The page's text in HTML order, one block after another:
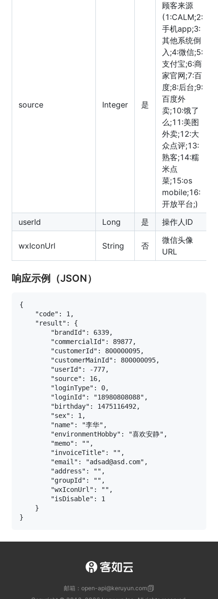
source Integer 是
顾客来源
(1:CALM;2:
手机app;3:
其他系统倒
入;4:微信;5:
支付宝;6:商
家官网;7:百
度;8:后台;9:
百度外
卖;10:饿了
么;11:美图
外卖;12:大
众点评;13:
熟客;14:糯
米点
菜;15:os
mobile;16:
开放平台;)
userId
Long 是 操作人ID
wxIconUrl String 否
微信头像
URL
响应示例（JSON）
{
    "code": 1,
    "result": {
        "brandId": 6339,
        "commercialId": 89877,
        "customerId": 800000095,
        "customerMainId": 800000095,
        "userId": -777,
        "source": 16,
        "loginType": 0,
        "loginId": "18980808088",
        "birthday": 1475116492,
        "sex": 1,
        "name": "李华",
        "environmentHobby": "喜欢安静",
        "memo": "",
        "invoiceTitle": "",
        "email": "adsad@asd.com",
        "address": "",
        "groupId": "",
        "wxIconUrl": "",
        "isDisable": 1
    }
邮箱：open-api@keruyun.com